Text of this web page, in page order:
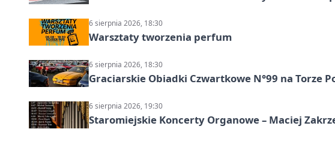
6 sierpnia 2026, 18:30
Warsztaty tworzenia perfum
6 sierpnia 2026, 18:30
Graciarskie Obiadki Czwartkowe N°99 na Torze
6 sierpnia 2026, 19:30
Staromiejskie Koncerty Organowe – Maciej